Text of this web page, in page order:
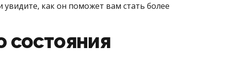
как он поможет вам стать более
состояния